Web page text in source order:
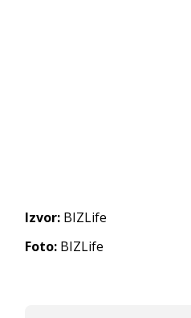
Izvor: BIZLife
Foto: BIZLife